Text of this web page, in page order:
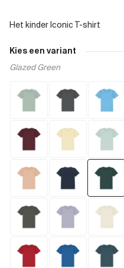
Kies een variant
Glazed Green